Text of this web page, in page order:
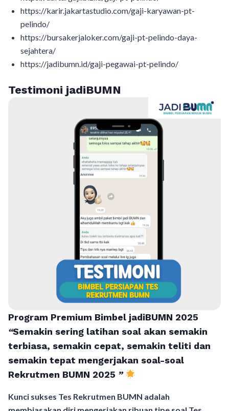
https://karir.jakartastudio.com/gaji-karyawan-pt-
pelindo/
https://bursakerjaloker.com/gaji-pt-pelindo-daya-
sejahtera/
https://jadibumn.id/gaji-pegawai-pt-pelindo/
Testimoni jadiBUMN
Program Premium Bimbel jadiBUMN 2025
“Semakin sering latihan soal akan semakin
terbiasa, semakin cepat, semakin teliti dan
semakin tepat mengerjakan soal-soal
Rekrutmen BUMN 2025 ”
Kunci sukses Tes Rekrutmen BUMN adalah